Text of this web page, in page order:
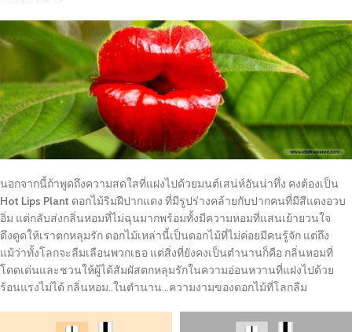
นอกจากนี้ถ้าพูดถึงความสดใสที่แฝงไปด้วยมนต์เสน่ห์อันน่าทึ่ง คงต้องเป็น
Hot Lips Plant ดอกไม้ริมฝีปากแดง ที่มีรูปร่างคล้ายกับปากคนที่มีสีแดงอวบ
อิ่ม แต่กลับส่งกลิ่นหอมที่ไม่ฉุนมากพร้อมทั้งมีความหอมที่แสนเย้ายวนใจ
ดึงดูดให้เราตกหลุมรัก ดอกไม้เหล่านี้เป็นดอกไม้ที่ไม่ค่อยมีคนรู้จัก แต่ถึง
แม้ว่าทั้งโลกจะลืมเลือนพวกเธอ แต่สิ่งที่ยังคงเป็นตำนานก็คือ กลิ่นหอมที่
โดดเด่นและชวนให้ผู้ได้สัมผัสตกหลุมรักในความอ่อนหวานที่แฝงไปด้วย
ร้อนแรงไม่ได้ กลิ่นหอม..ในตำนาน…ความงามของดอกไม้ที่โลกลืม